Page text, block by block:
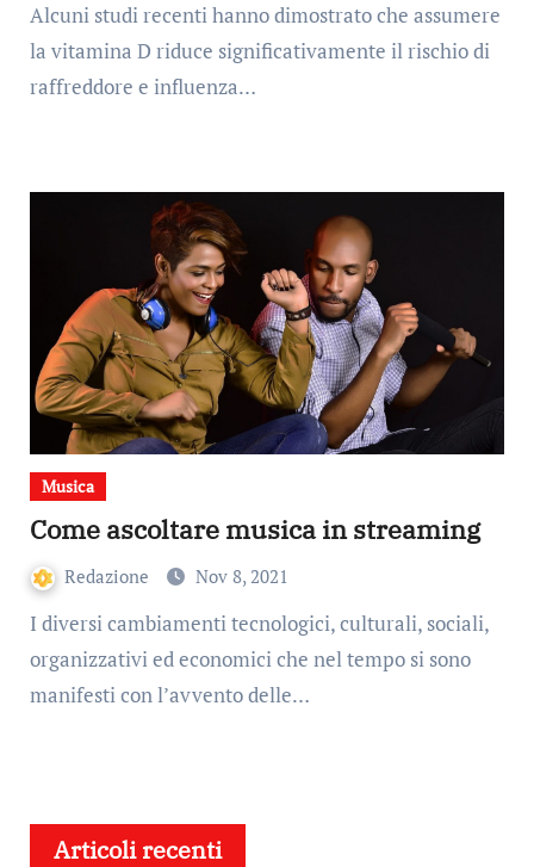
Alcuni studi recenti hanno dimostrato che assumere
la vitamina D riduce significativamente il rischio di
raffreddore e influenza…
Musica
Come ascoltare musica in streaming
Redazione Nov 8, 2021
I diversi cambiamenti tecnologici, culturali, sociali,
organizzativi ed economici che nel tempo si sono
manifesti con l’avvento delle…
Articoli recenti